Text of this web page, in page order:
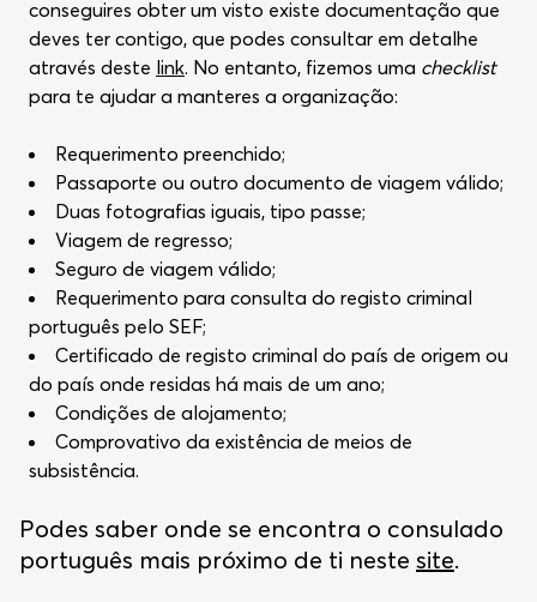
conseguires obter um visto existe documentação que
deves ter contigo, que podes consultar em detalhe
através deste link. No entanto, fizemos uma checklist
para te ajudar a manteres a organização:
Requerimento preenchido;
Passaporte ou outro documento de viagem válido;
Duas fotografias iguais, tipo passe;
Viagem de regresso;
Seguro de viagem válido;
Requerimento para consulta do registo criminal
português pelo SEF;
Certificado de registo criminal do país de origem ou
do país onde residas há mais de um ano;
Condições de alojamento;
Comprovativo da existência de meios de
subsistência.
Podes saber onde se encontra o consulado
português mais próximo de ti neste site.